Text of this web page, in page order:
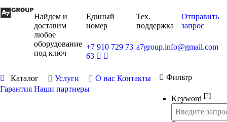
Найдем и
доставим
любое
оборудование
под ключ
Единый
номер
+7 910 729 73
63
Тех.
поддержка
a7group.info@gmail.com
Отправить
запрос
Каталог Услуги О нас Контакты
Гарантия Наши партнеры
Фильтр
Keyword [?]